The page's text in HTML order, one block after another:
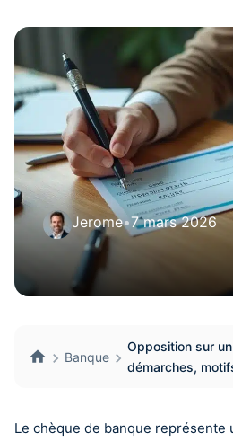
Jerome•7 mars 2026
Banque
Opposition sur
démarches,
Le chèque de banque représente